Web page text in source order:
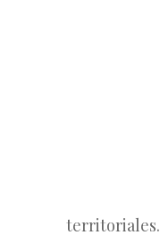
territoriales.